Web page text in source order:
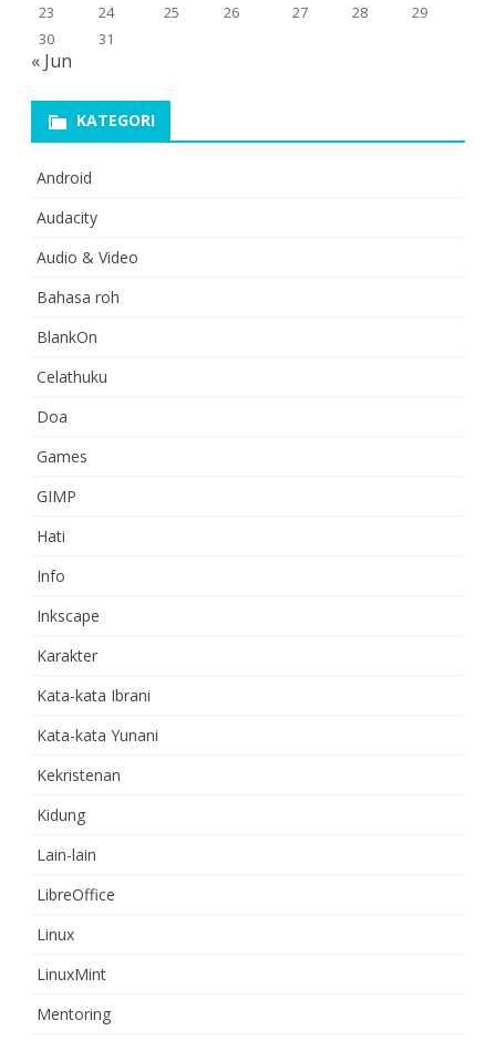
23
24 25 26 27 28
29
30
31
« Jun
KATEGORI
Android
Audacity
Audio & Video
Bahasa roh
BlankOn
Celathuku
Doa
Games
GIMP
Hati
Info
Inkscape
Karakter
Kata-kata Ibrani
Kata-kata Yunani
Kekristenan
Kidung
Lain-lain
LibreOffice
Linux
LinuxMint
Mentoring